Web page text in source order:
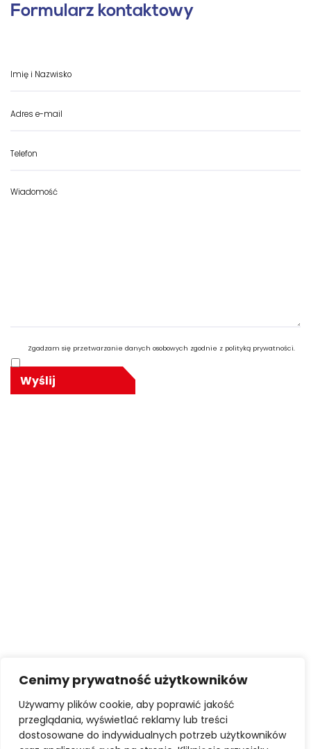
Cenimy prywatność użytkowników
Używamy plików cookie, aby poprawić jakość
przeglądania, wyświetlać reklamy lub treści
dostosowane do indywidualnych potrzeb użytkowników
Formularz kontaktowy
Zgadzam się przetwarzanie danych osobowych zgodnie z polityką prywatności.
STATUT
KODEKS ETYKI ZAWODOWEJ
UBEZPIECZNIE OC POSREDNIKÓW I ZARZADCÓW
AKTY PRAWNE
POLITYKA PRYWATNOŚCI